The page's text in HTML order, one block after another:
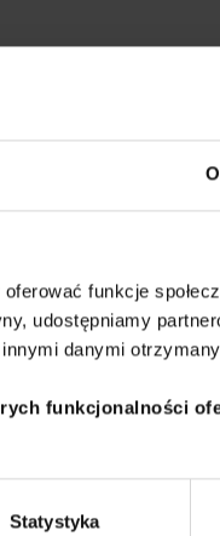
funkcje
udostępniamy
danymi
funkcjonalności
Statystyka